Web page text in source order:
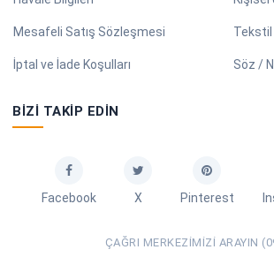
Mesafeli Satış Sözleşmesi
İptal ve İade Koşulları
Tekstil
Söz /
BIZI TAKIP EDIN
Facebook X Pinterest
ÇAĞRI MERKEZIMIZI ARAYIN